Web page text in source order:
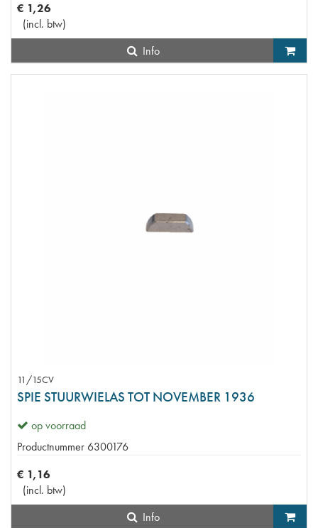
€ 1,26
(incl. btw)
Info
11/15CV
SPIE STUURWIELAS TOT NOVEMBER 1936
op voorraad
Productnummer 6300176
€ 1,16
(incl. btw)
Info